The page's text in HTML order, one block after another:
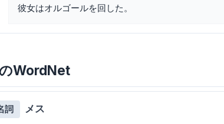
彼女はオルゴールを回した。
WordNet
詞 メス